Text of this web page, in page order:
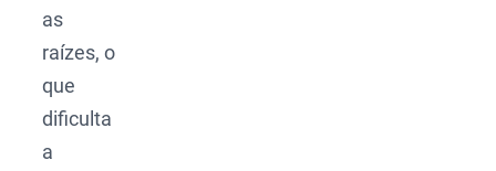
as
raízes, o
que
dificulta
a